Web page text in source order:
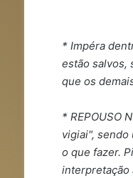
* Impéra
estão salvos,
que os
* REPOUSO
vigiai", sendo
o que fazer.
interpretação